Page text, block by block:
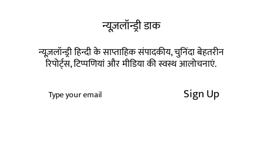
न्यूज़लॉन्ड्री डाक
न्यूज़लॉन्ड्री हिन्दी के साप्ताहिक संपादकीय, चुनिंदा बेहतरीन
रिपोर्ट्स, टिप्पणियां और मीडिया की स्वस्थ आलोचनाएं.
Sign Up